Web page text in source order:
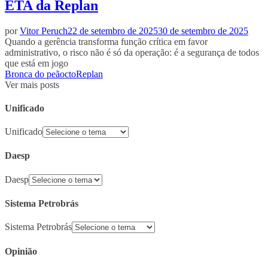
ETA da Replan
porVitor Peruch22 de setembro de 202530 de setembro de 2025
Quando a gerência transforma função crítica em favor
administrativo, o risco não é só da operação: é a segurança de todos
que está em jogo
Bronca do peãoctoReplan
Ver mais posts
Unificado
Unificado
Daesp
Daesp
Sistema Petrobrás
Sistema Petrobrás
Opinião